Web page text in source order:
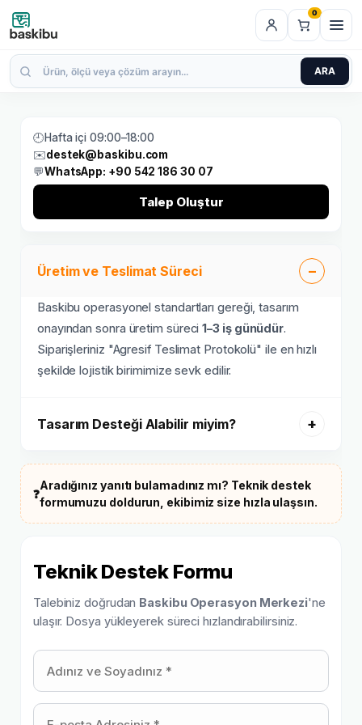
0
ARA
🕘Hafta içi 09:00–18:00
✉️destek@baskibu.com
💬WhatsApp: +90 542 186 30 07
Talep Oluştur
Üretim ve Teslimat Süreci
Baskibu operasyonel standartları gereği, tasarım
onayından sonra üretim süreci1–3 iş günüdür.
Siparişleriniz "Agresif Teslimat Protokolü" ile en hızlı
şekilde lojistik birimimize sevk edilir.
Tasarım Desteği Alabilir miyim?
❓
Aradığınız yanıtı bulamadınız mı? Teknik destek
formumuzu doldurun, ekibimiz size hızla ulaşsın.
Teknik Destek Formu
Talebiniz doğrudan Baskibu Operasyon Merkezi'ne
ulaşır. Dosya yükleyerek süreci hızlandırabilirsiniz.